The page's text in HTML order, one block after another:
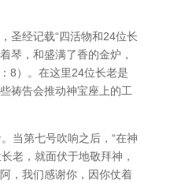
圣经记载“四活物和24位长
琴，和盛满了香的金炉，
8）。在这里24位长老是
祷告会推动神宝座上的工
当第七号吹响之后，“在神
老，就面伏于地敬拜神，
，我们感谢你，因你仗着